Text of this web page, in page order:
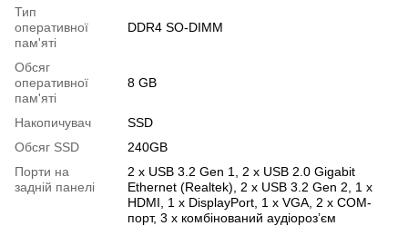
Тип
оперативної
пам'яті
DDR4 SO-DIMM
Обсяг
оперативної
пам'яті
8 GB
Накопичувач
SSD
Обсяг SSD
240GB
Порти на
задній панелі
2 х USB 3.2 Gen 1, 2 х USB 2.0 Gigabit
Ethernet (Realtek), 2 х USB 3.2 Gen 2, 1 х
HDMI, 1 х DisplayPort, 1 х VGA, 2 х COM-
порт, 3 х комбінований аудіороз’єм